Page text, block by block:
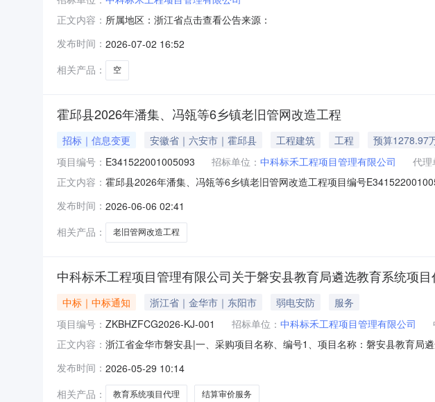
正文内容： 所属地区：浙江省点击查看公告来源：
发布时间： 2026-07-02 16:52
相关产品：
空
霍邱县2026年潘集、冯瓴等6乡镇老旧管网改造工程
招标｜信息变更 安徽省｜六安市｜霍邱县 工程建筑 工程
预算1278.97
项目编号： E341522001005093 招标单位： 中科标禾工程项目管理有限公司 代理
正文内容： 霍邱县2026年潘集、冯瓴等6乡镇老旧管网改造工程项目编号
2026年潘集、冯瓴等6乡镇老旧管网改造工程公开招标1278.965592澄清与修
发布时间： 2026-06-06 02:41
相关产品：
老旧管网改造工程
中科标禾工程项目管理有限公司关于磐安县教育局遴选教育系统项
中标｜中标通知 浙江省｜金华市｜东阳市 弱电安防
服务
项目编号： ZKBHZFCG2026-KJ-001 招标单位： 中科标禾工程项目管理有限公司
正文内容： 浙江省金华市磐安县|一、采购项目名称、编号1、项目名称：磐安县教育局
13958067689三、入围供应商名称、地址及排序1、入围结果：入围结果信
分标项2：89.44分五
发布时间： 2026-05-29 10:14
相关产品：
教育系统项目代理 结算审价服务